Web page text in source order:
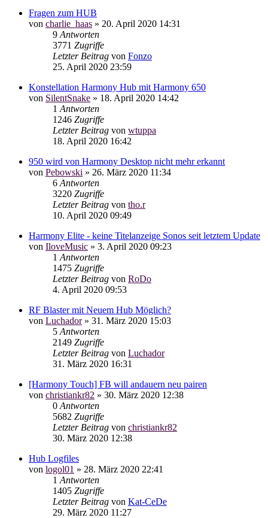
Fragen zum HUB
von charlie_haas » 20. April 2020 14:31
9 Antworten
3771 Zugriffe
Letzter Beitrag von Fonzo
25. April 2020 23:59
Konstellation Harmony Hub mit Harmony 650
von SilentSnake » 18. April 2020 14:42
1 Antworten
1246 Zugriffe
Letzter Beitrag von wtuppa
18. April 2020 16:42
950 wird von Harmony Desktop nicht mehr erkannt
von Pebowski » 26. März 2020 11:34
6 Antworten
3220 Zugriffe
Letzter Beitrag von tho.r
10. April 2020 09:49
Harmony Elite - keine Titelanzeige Sonos seit letztem Update
von IloveMusic » 3. April 2020 09:23
1 Antworten
1475 Zugriffe
Letzter Beitrag von RoDo
4. April 2020 09:53
RF Blaster mit Neuem Hub Möglich?
von Luchador» 31. März 2020 15:03
5 Antworten
2149 Zugriffe
Letzter Beitrag von Luchador
31. März 2020 16:31
[Harmony Touch] FB will andauern neu pairen
von christiankr82 » 30. März 2020 12:38
0 Antworten
5682 Zugriffe
Letzter Beitrag von christiankr82
30. März 2020 12:38
Hub Logfiles
von logol01 » 28. März 2020 22:41
1 Antworten
1405 Zugriffe
Letzter Beitrag von Kat-CeDe
29. März 2020 11:27